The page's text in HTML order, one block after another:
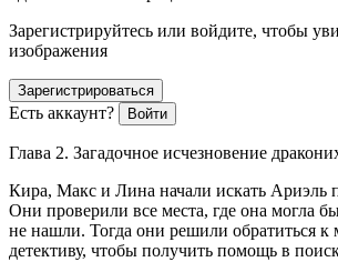
Зарегистрируйтесь или войдите, чтобы
изображения
Зарегистрироваться
Есть аккаунт? Войти
Глава 2. Загадочное исчезновение
Кира, Макс и Лина начали искать Ариэль
Они проверили все места, где она могла
не нашли. Тогда они решили обратиться к
детективу, чтобы получить помощь в